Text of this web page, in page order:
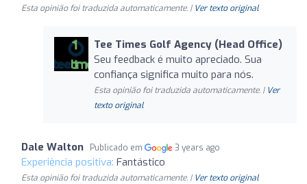
Esta opinião foi traduzida automaticamente. | Ver texto original
Tee Times Golf Agency (Head Office)
Seu feedback é muito apreciado. Sua
confiança significa muito para nós.
Esta opinião foi traduzida automaticamente. | Ver
texto original
Dale Walton Publicado em 3 years ago
Experiência positiva: Fantástico
Esta opinião foi traduzida automaticamente. | Ver texto original